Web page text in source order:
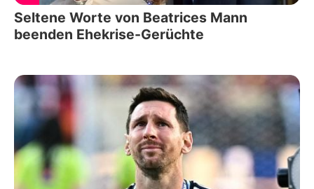
Seltene Worte von Beatrices Mann
beenden Ehekrise-Gerüchte